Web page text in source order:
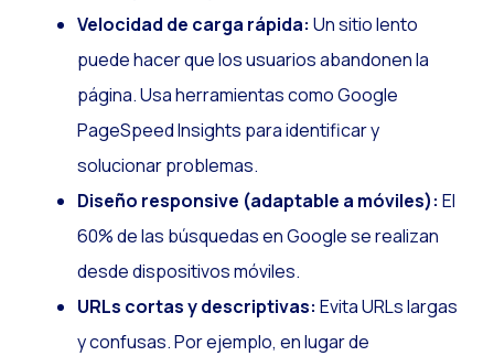
Velocidad de carga rápida: Un sitio lento
puede hacer que los usuarios abandonen la
página. Usa herramientas como Google
PageSpeed Insights para identificar y
solucionar problemas.
Diseño responsive (adaptable a móviles): El
60% de las búsquedas en Google se realizan
desde dispositivos móviles.
URLs cortas y descriptivas: Evita URLs largas
y confusas. Por ejemplo, en lugar de